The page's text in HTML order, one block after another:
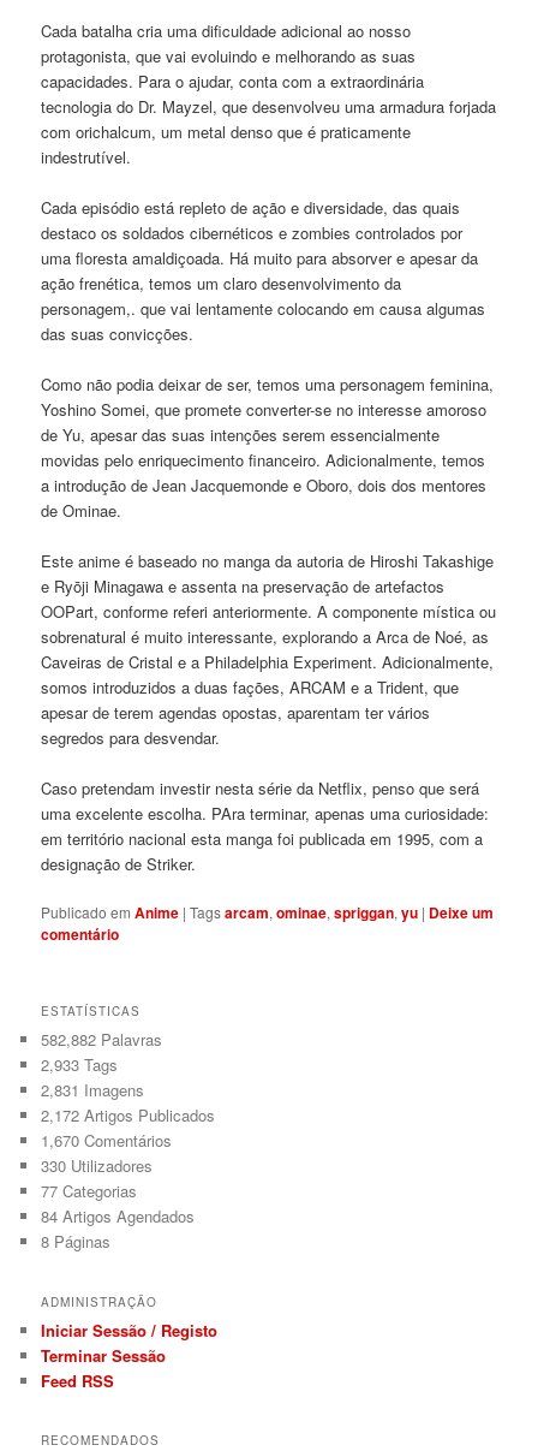
Cada batalha cria uma dificuldade adicional ao nosso
protagonista, que vai evoluindo e melhorando as suas
capacidades. Para o ajudar, conta com a extraordinária
tecnologia do Dr. Mayzel, que desenvolveu uma armadura forjada
com orichalcum, um metal denso que é praticamente
indestrutível.
Cada episódio está repleto de ação e diversidade, das quais
destaco os soldados cibernéticos e zombies controlados por
uma floresta amaldiçoada. Há muito para absorver e apesar da
ação frenética, temos um claro desenvolvimento da
personagem,. que vai lentamente colocando em causa algumas
das suas convicções.
Como não podia deixar de ser, temos uma personagem feminina,
Yoshino Somei, que promete converter-se no interesse amoroso
de Yu, apesar das suas intenções serem essencialmente
movidas pelo enriquecimento financeiro. Adicionalmente, temos
a introdução de Jean Jacquemonde e Oboro, dois dos mentores
de Ominae.
Este anime é baseado no manga da autoria de Hiroshi Takashige
e Ryōji Minagawa e assenta na preservação de artefactos
OOPart, conforme referi anteriormente. A componente mística ou
sobrenatural é muito interessante, explorando a Arca de Noé, as
Caveiras de Cristal e a Philadelphia Experiment. Adicionalmente,
somos introduzidos a duas fações, ARCAM e a Trident, que
apesar de terem agendas opostas, aparentam ter vários
segredos para desvendar.
Caso pretendam investir nesta série da Netflix, penso que será
uma excelente escolha. PAra terminar, apenas uma curiosidade:
em território nacional esta manga foi publicada em 1995, com a
designação de Striker.
Publicado em Anime |Tagsarcam,ominae,spriggan,yu | Deixe um
comentário
ESTATÍSTICAS
582,882 Palavras
2,933 Tags
2,831 Imagens
2,172 Artigos Publicados
1,670 Comentários
330 Utilizadores
77 Categorias
84 Artigos Agendados
8 Páginas
ADMINISTRAÇÃO
Iniciar Sessão / Registo
Terminar Sessão
Feed RSS
RECOMENDADOS